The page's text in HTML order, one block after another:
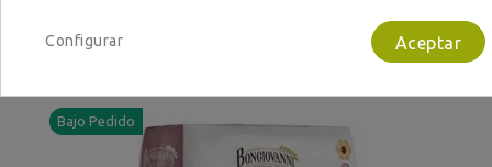
Bajo Pedido
Aceptar
Configurar